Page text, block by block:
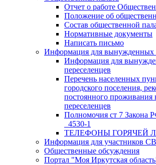
Отчет о работе
Положение об
Состав общественной
Нормативные документы
Написать письмо
Информация для вынужденных
Информация для
переселенцев
Перечень населенных
городского поселения,
постоянного
переселенцев
Полномочия ст 7 Закона
_4530-1
ТЕЛЕФОНЫ ГОРЯЧЕЙ
Информация для участников
Общественные обсуждения
Портал "Моя Иркутская